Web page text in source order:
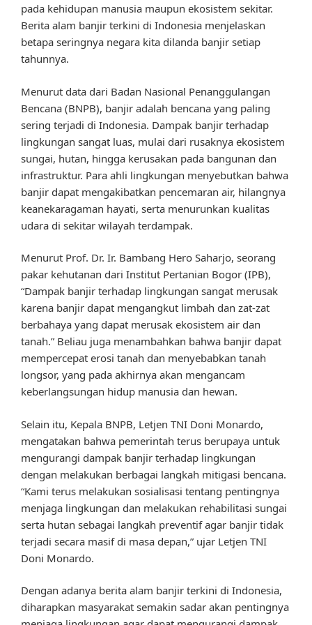
pada kehidupan manusia maupun ekosistem sekitar.
Berita alam banjir terkini di Indonesia menjelaskan
betapa seringnya negara kita dilanda banjir setiap
tahunnya.
Menurut data dari Badan Nasional Penanggulangan
Bencana (BNPB), banjir adalah bencana yang paling
sering terjadi di Indonesia. Dampak banjir terhadap
lingkungan sangat luas, mulai dari rusaknya ekosistem
sungai, hutan, hingga kerusakan pada bangunan dan
infrastruktur. Para ahli lingkungan menyebutkan bahwa
banjir dapat mengakibatkan pencemaran air, hilangnya
keanekaragaman hayati, serta menurunkan kualitas
udara di sekitar wilayah terdampak.
Menurut Prof. Dr. Ir. Bambang Hero Saharjo, seorang
pakar kehutanan dari Institut Pertanian Bogor (IPB),
“Dampak banjir terhadap lingkungan sangat merusak
karena banjir dapat mengangkut limbah dan zat-zat
berbahaya yang dapat merusak ekosistem air dan
tanah.” Beliau juga menambahkan bahwa banjir dapat
mempercepat erosi tanah dan menyebabkan tanah
longsor, yang pada akhirnya akan mengancam
keberlangsungan hidup manusia dan hewan.
Selain itu, Kepala BNPB, Letjen TNI Doni Monardo,
mengatakan bahwa pemerintah terus berupaya untuk
mengurangi dampak banjir terhadap lingkungan
dengan melakukan berbagai langkah mitigasi bencana.
“Kami terus melakukan sosialisasi tentang pentingnya
menjaga lingkungan dan melakukan rehabilitasi sungai
serta hutan sebagai langkah preventif agar banjir tidak
terjadi secara masif di masa depan,” ujar Letjen TNI
Doni Monardo.
Dengan adanya berita alam banjir terkini di Indonesia,
diharapkan masyarakat semakin sadar akan pentingnya